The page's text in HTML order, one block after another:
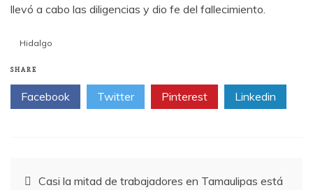
llevó a cabo las diligencias y dio fe del fallecimiento.
Hidalgo
SHARE
Facebook Twitter Pinterest Linkedin
PostCasi la mitad de trabajadores en Tamaulipas está